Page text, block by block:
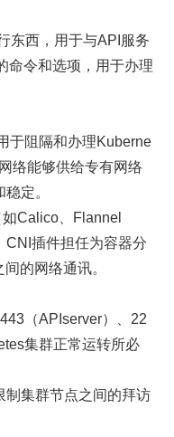
东西，用于与API服务
命令和选项，用于办理
于阻隔和办理Kuberne
络能够供给专有网络
定。
Calico、Flannel
CNI插件担任为容器分
的网络通讯。
（APIserver）、22
集群正常运转所必
制集群节点之间的拜访